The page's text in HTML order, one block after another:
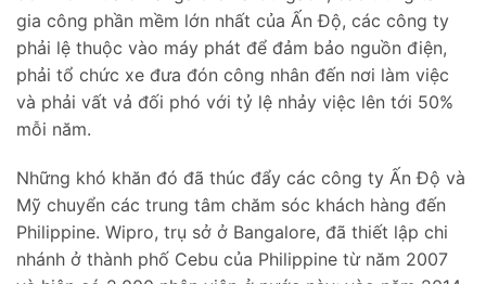
gia công phần mềm lớn nhất của Ấn Độ, các công ty
phải lệ thuộc vào máy phát để đảm bảo nguồn điện,
phải tổ chức xe đưa đón công nhân đến nơi làm việc
và phải vất vả đối phó với tỷ lệ nhảy việc lên tới 50%
mỗi năm.
Những khó khăn đó đã thúc đẩy các công ty Ấn Độ và
Mỹ chuyển các trung tâm chăm sóc khách hàng đến
Philippine. Wipro, trụ sở ở Bangalore, đã thiết lập chi
nhánh ở thành phố Cebu của Philippine từ năm 2007